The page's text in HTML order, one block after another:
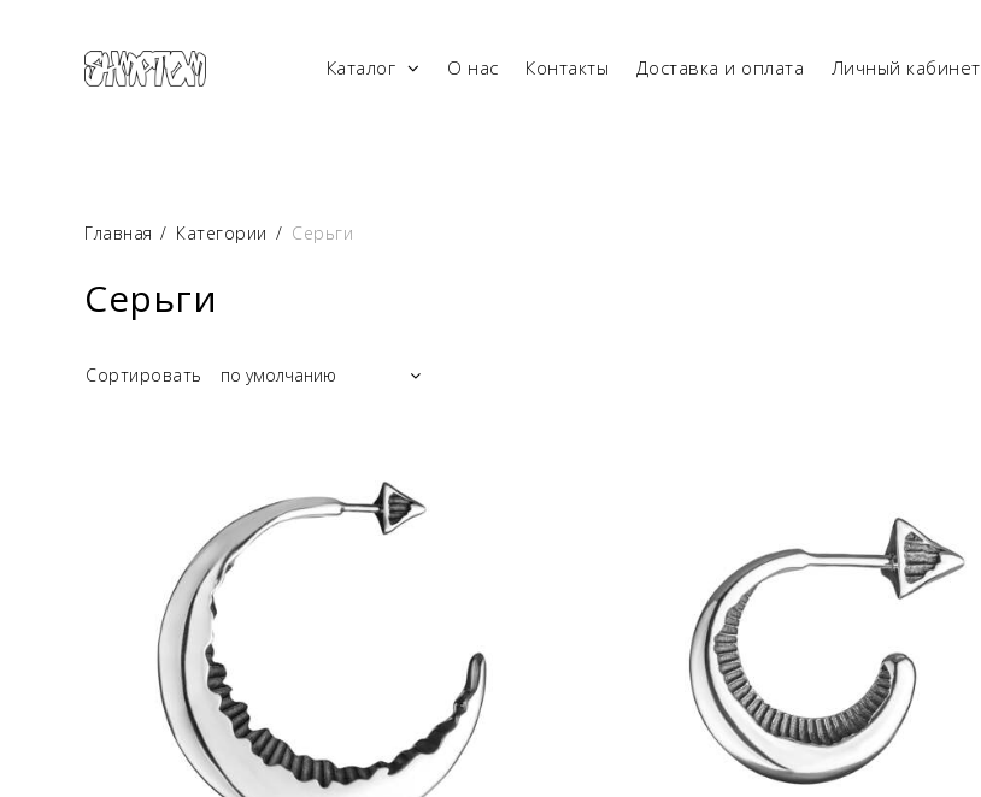
Каталог О нас Контакты Доставка и оплата Личный кабинет
Главная / Категории / Серьги
Серьги
Сортировать